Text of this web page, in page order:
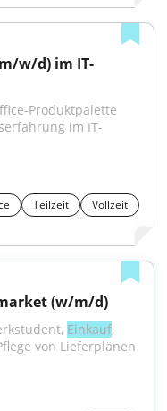
w/d) im IT-
Produktpalette
im IT-
Teilzeit
Vollzeit
(w/m/d)
Einkauf,
von Lieferplänen